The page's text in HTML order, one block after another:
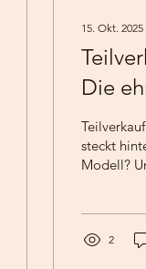
15. Okt. 2025
Die
eines
steckt
Modell?
oder dem
2